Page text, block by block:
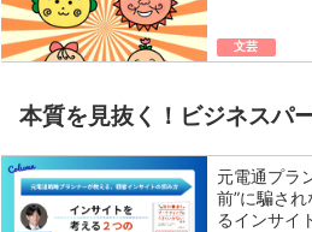
文芸
本質を見抜く！ビジネスパ
元電通プラ
前”に騙さ
るインサイ